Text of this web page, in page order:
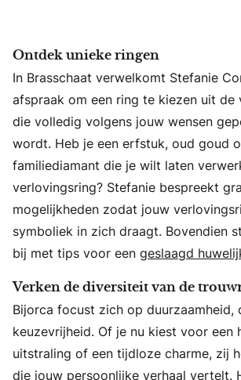
Ontdek unieke ringen
In Brasschaat verwelkomt Stefanie
afspraak om een ring te kiezen uit de
die volledig volgens jouw wensen
wordt. Heb je een erfstuk, oud goud
familiediamant die je wilt laten
verlovingsring? Stefanie bespreekt
mogelijkheden zodat jouw
symboliek in zich draagt. Bovendien
bij met tips voor een geslaagd
Verken de diversiteit van de
Bijorca focust zich op duurzaamheid,
keuzevrijheid. Of je nu kiest voor een
uitstraling of een tijdloze charme, zij
die jouw persoonlijke verhaal vertelt.